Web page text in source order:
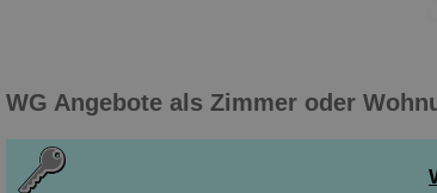
WG Angebote als Zimmer oder